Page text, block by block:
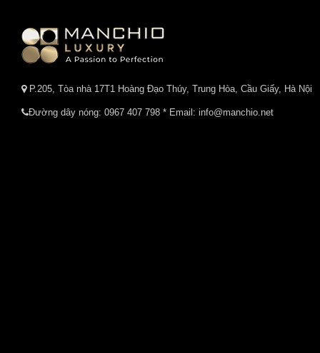
P.205, Tòa nhà 17T1 Hoàng Đạo Thúy, Trung Hòa, Cầu Giấy, Hà Nội
Đường dây nóng: 0967 407 798 * Email: info@manchio.net